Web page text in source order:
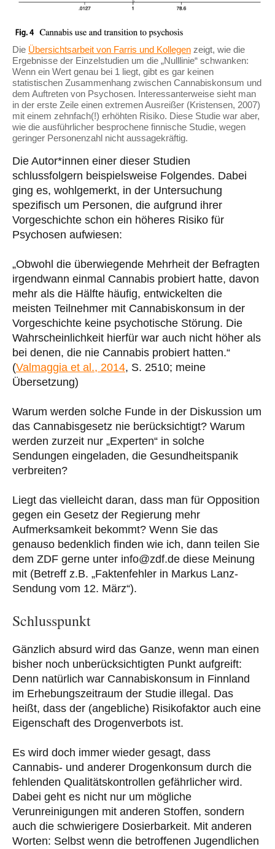
Die Übersichtsarbeit von Farris und Kollegen zeigt, wie die
Ergebnisse der Einzelstudien um die „Nulllinie“ schwanken:
Wenn ein Wert genau bei 1 liegt, gibt es gar keinen
statistischen Zusammenhang zwischen Cannabiskonsum und
dem Auftreten von Psychosen. Interessanterweise sieht man
in der erste Zeile einen extremen Ausreißer (Kristensen, 2007)
mit einem zehnfach(!) erhöhten Risiko. Diese Studie war aber,
wie die ausführlicher besprochene finnische Studie, wegen
geringer Personenzahl nicht aussagekräftig.
Die Autor*innen einer dieser Studien
schlussfolgern beispielsweise Folgendes. Dabei
ging es, wohlgemerkt, in der Untersuchung
spezifisch um Personen, die aufgrund ihrer
Vorgeschichte schon ein höheres Risiko für
Psychosen aufwiesen:
„Obwohl die überwiegende Mehrheit der Befragten
irgendwann einmal Cannabis probiert hatte, davon
mehr als die Hälfte häufig, entwickelten die
meisten Teilnehmer mit Cannabiskonsum in der
Vorgeschichte keine psychotische Störung. Die
Wahrscheinlichkeit hierfür war auch nicht höher als
bei denen, die nie Cannabis probiert hatten.“
(Valmaggia et al., 2014, S. 2510; meine
Übersetzung)
Warum werden solche Funde in der Diskussion um
das Cannabisgesetz nie berücksichtigt? Warum
werden zurzeit nur „Experten“ in solche
Sendungen eingeladen, die Gesundheitspanik
verbreiten?
Liegt das vielleicht daran, dass man für Opposition
gegen ein Gesetz der Regierung mehr
Aufmerksamkeit bekommt? Wenn Sie das
genauso bedenklich finden wie ich, dann teilen Sie
dem ZDF gerne unter info@zdf.de diese Meinung
mit (Betreff z.B. „Faktenfehler in Markus Lanz-
Sendung vom 12. März“).
Schlusspunkt
Gänzlich absurd wird das Ganze, wenn man einen
bisher noch unberücksichtigten Punkt aufgreift:
Denn natürlich war Cannabiskonsum in Finnland
im Erhebungszeitraum der Studie illegal. Das
heißt, dass der (angebliche) Risikofaktor auch eine
Eigenschaft des Drogenverbots ist.
Es wird doch immer wieder gesagt, dass
Cannabis- und anderer Drogenkonsum durch die
fehlenden Qualitätskontrollen gefährlicher wird.
Dabei geht es nicht nur um mögliche
Verunreinigungen mit anderen Stoffen, sondern
auch die schwierigere Dosierbarkeit. Mit anderen
Worten: Selbst wenn die betroffenen Jugendlichen